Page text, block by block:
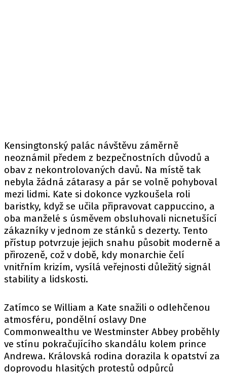
Kensingtonský palác návštěvu záměrně
neoznámil předem z bezpečnostních důvodů a
obav z nekontrolovaných davů. Na místě tak
nebyla žádná zátarasy a pár se volně pohyboval
mezi lidmi. Kate si dokonce vyzkoušela roli
baristky, když se učila připravovat cappuccino, a
oba manželé s úsměvem obsluhovali nicnetušící
zákazníky v jednom ze stánků s dezerty. Tento
přístup potvrzuje jejich snahu působit moderně a
přirozeně, což v době, kdy monarchie čelí
vnitřním krizím, vysílá veřejnosti důležitý signál
stability a lidskosti.
Zatímco se William a Kate snažili o odlehčenou
atmosféru, pondělní oslavy Dne
Commonwealthu ve Westminster Abbey proběhly
ve stínu pokračujícího skandálu kolem prince
Andrewa. Královská rodina dorazila k opatství za
doprovodu hlasitých protestů odpůrců